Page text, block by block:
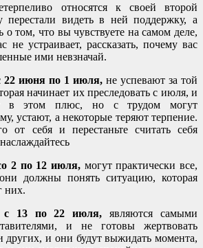
относятся к своей второй
перестали видеть в ней поддержку, а
о том, что вы чувствуете на самом деле,
не устраивает, рассказать, почему вас
ими невзначай.
22 июня по 1 июля, не успевают за той
начинает их преследовать с июля, и
в этом плюс, но с трудом могут
устают, а некоторые теряют терпение.
от себя и перестаньте считать себя
2 по 12 июля, могут практически все,
должны понять ситуацию, которая
них.
с 13 по 22 июля, являются самыми
и не готовы жертвовать
других, и они будут выжидать момента,